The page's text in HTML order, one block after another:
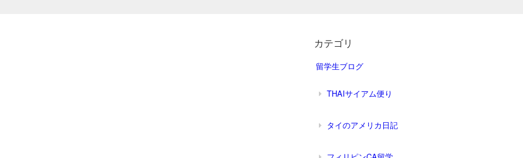
カテゴリ
留学生ブログ
THAIサイアム便り
タイのアメリカ日記